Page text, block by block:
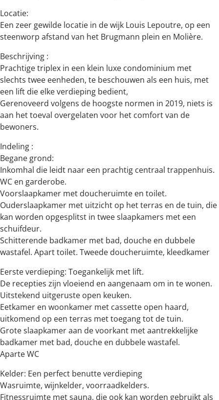
Locatie:
Een zeer gewilde locatie in de wijk Louis Lepoutre, op een
steenworp afstand van het Brugmann plein en Molière.
Beschrijving :
Prachtige triplex in een klein luxe condominium met
slechts twee eenheden, te beschouwen als een huis, met
een lift die elke verdieping bedient,
Gerenoveerd volgens de hoogste normen in 2019, niets is
aan het toeval overgelaten voor het comfort van de
bewoners.
Indeling :
Begane grond:
Inkomhal die leidt naar een prachtig centraal trappenhuis.
WC en garderobe.
Voorslaapkamer met doucheruimte en toilet.
Ouderslaapkamer met uitzicht op het terras en de tuin, die
kan worden opgesplitst in twee slaapkamers met een
schuifdeur.
Schitterende badkamer met bad, douche en dubbele
wastafel. Apart toilet. Tweede doucheruimte, kleedkamer
Eerste verdieping: Toegankelijk met lift.
De recepties zijn vloeiend en aangenaam om in te wonen.
Uitstekend uitgeruste open keuken.
Eetkamer en woonkamer met cassette open haard,
uitkomend op een terras met toegang tot de tuin.
Grote slaapkamer aan de voorkant met aantrekkelijke
badkamer met bad, douche en dubbele wastafel.
Aparte WC
Kelder: Een perfect benutte verdieping
Wasruimte, wijnkelder, voorraadkelders.
Fitnessruimte met sauna, die ook kan worden gebruikt als